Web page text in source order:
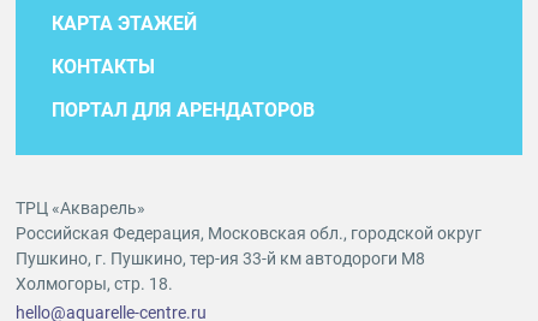
КАРТА ЭТАЖЕЙ
КОНТАКТЫ
ПОРТАЛ ДЛЯ АРЕНДАТОРОВ
ТРЦ «Акварель»
Российская Федерация, Московская обл., городской округ
Пушкино, г. Пушкино, тер-ия 33-й км автодороги М8
Холмогоры, стр. 18.
hello@aquarelle-centre.ru